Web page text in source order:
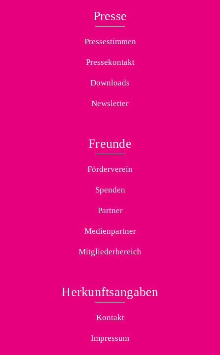
Presse
Pressestimmen
Pressekontakt
Downloads
Newsletter
Freunde
Förderverein
Spenden
Partner
Medienpartner
Mitgliederbereich
Herkunftsangaben
Kontakt
Impressum